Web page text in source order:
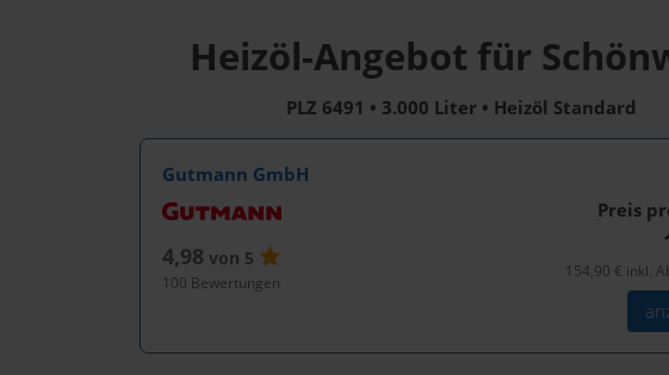
Heizöl-Angebot für
PLZ 6491 • 3.000 Liter • Heizöl Standard
Gutmann GmbH
4,98 von 5
100 Bewertungen
Preis
154,90 € inkl.